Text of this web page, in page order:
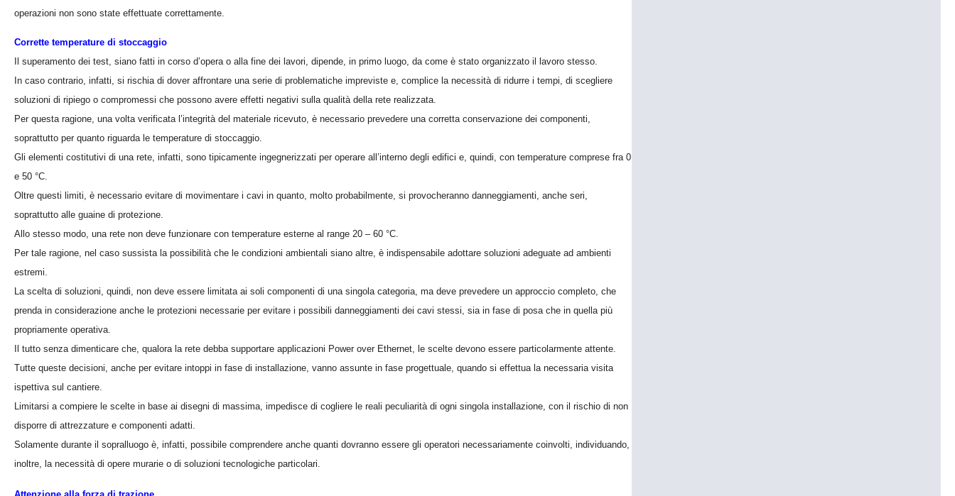
operazioni non sono state effettuate correttamente.
Corrette temperature di stoccaggio
Il superamento dei test, siano fatti in corso d’opera o alla fine dei lavori, dipende, in primo luogo, da come è stato organizzato il lavoro stesso.
In caso contrario, infatti, si rischia di dover affrontare una serie di problematiche impreviste e, complice la necessità di ridurre i tempi, di scegliere
soluzioni di ripiego o compromessi che possono avere effetti negativi sulla qualità della rete realizzata.
Per questa ragione, una volta verificata l’integrità del materiale ricevuto, è necessario prevedere una corretta conservazione dei componenti,
soprattutto per quanto riguarda le temperature di stoccaggio.
Gli elementi costitutivi di una rete, infatti, sono tipicamente ingegnerizzati per operare all’interno degli edifici e, quindi, con temperature comprese fra 0
e 50 °C.
Oltre questi limiti, è necessario evitare di movimentare i cavi in quanto, molto probabilmente, si provocheranno danneggiamenti, anche seri,
soprattutto alle guaine di protezione.
Allo stesso modo, una rete non deve funzionare con temperature esterne al range 20 – 60 °C.
Per tale ragione, nel caso sussista la possibilità che le condizioni ambientali siano altre, è indispensabile adottare soluzioni adeguate ad ambienti
estremi.
La scelta di soluzioni, quindi, non deve essere limitata ai soli componenti di una singola categoria, ma deve prevedere un approccio completo, che
prenda in considerazione anche le protezioni necessarie per evitare i possibili danneggiamenti dei cavi stessi, sia in fase di posa che in quella più
propriamente operativa.
Il tutto senza dimenticare che, qualora la rete debba supportare applicazioni Power over Ethernet, le scelte devono essere particolarmente attente.
Tutte queste decisioni, anche per evitare intoppi in fase di installazione, vanno assunte in fase progettuale, quando si effettua la necessaria visita
ispettiva sul cantiere.
Limitarsi a compiere le scelte in base ai disegni di massima, impedisce di cogliere le reali peculiarità di ogni singola installazione, con il rischio di non
disporre di attrezzature e componenti adatti.
Solamente durante il sopralluogo è, infatti, possibile comprendere anche quanti dovranno essere gli operatori necessariamente coinvolti, individuando,
inoltre, la necessità di opere murarie o di soluzioni tecnologiche particolari.